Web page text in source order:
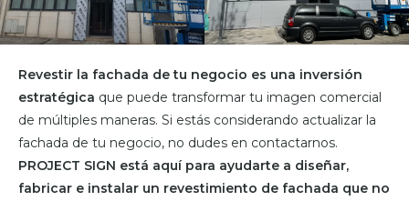
Revestir la fachada de tu negocio es una inversión
estratégica que puede transformar tu imagen comercial
de múltiples maneras. Si estás considerando actualizar la
fachada de tu negocio, no dudes en contactarnos.
PROJECT SIGN está aquí para ayudarte a diseñar,
fabricar e instalar un revestimiento de fachada que no